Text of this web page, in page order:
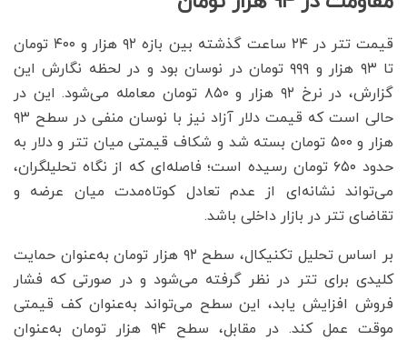
قیمت تتر در ۲۴ ساعت گذشته بین بازه ۹۲ هزار و ۴۰۰ تومان
تا ۹۳ هزار و ۹۹۹ تومان در نوسان بود و در لحظه نگارش این
گزارش، در نرخ ۹۲ هزار و ۸۵۰ تومان معامله می‌شود. این در
حالی است که قیمت دلار آزاد نیز با نوسان منفی در سطح ۹۳
هزار و ۵۰۰ تومان بسته شد و شکاف قیمتی میان تتر و دلار به
حدود ۶۵۰ تومان رسیده است؛ فاصله‌ای که از نگاه تحلیلگران،
می‌تواند نشانه‌ای از عدم تعادل کوتاه‌مدت میان عرضه و
تقاضای تتر در بازار داخلی باشد.
بر اساس تحلیل تکنیکال، سطح ۹۲ هزار تومان به‌عنوان حمایت
کلیدی برای تتر در نظر گرفته می‌شود و در صورتی که فشار
فروش افزایش یابد، این سطح می‌تواند به‌عنوان کف قیمتی
موقت عمل کند. در مقابل، سطح ۹۴ هزار تومان به‌عنوان